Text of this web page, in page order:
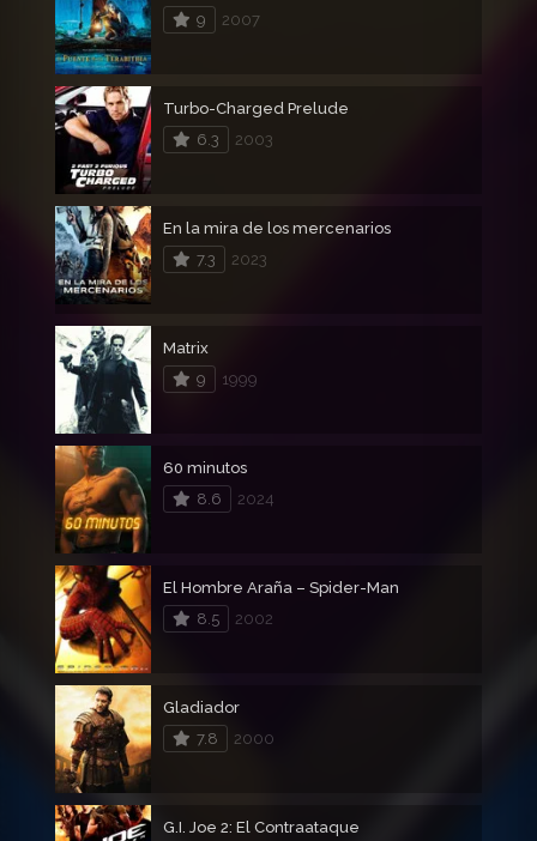
9
2007
Turbo-Charged Prelude
6.3
2003
En la mira de los mercenarios
7.3
2023
Matrix
9
1999
60 minutos
8.6
2024
El Hombre Araña – Spider-Man
8.5
2002
Gladiador
7.8
2000
G.I. Joe 2: El Contraataque